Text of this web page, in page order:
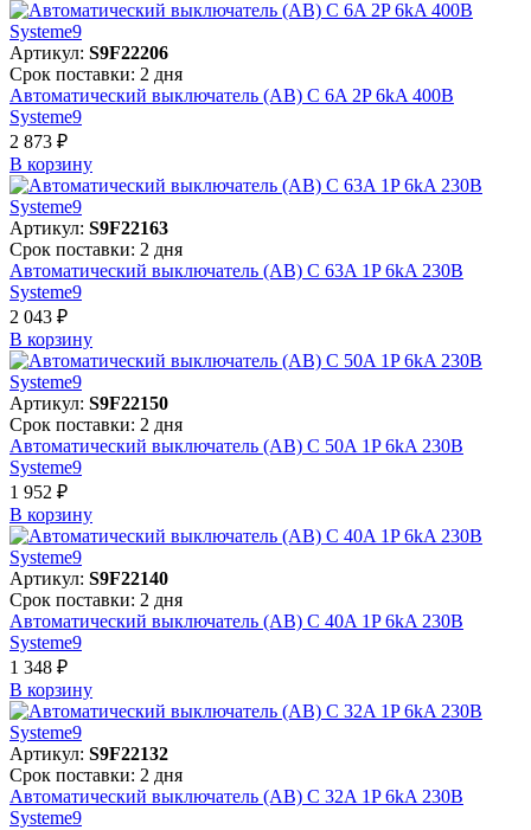
Артикул: S9F22206
Срок поставки: 2 дня
Автоматический выключатель (АВ) C 6A 2P 6kA 400В
Systeme9
2 873 ₽
В корзинy
Артикул: S9F22163
Срок поставки: 2 дня
Автоматический выключатель (АВ) C 63A 1P 6kA 230В
Systeme9
2 043 ₽
В корзинy
Артикул: S9F22150
Срок поставки: 2 дня
Автоматический выключатель (АВ) C 50A 1P 6kA 230В
Systeme9
1 952 ₽
В корзинy
Артикул: S9F22140
Срок поставки: 2 дня
Автоматический выключатель (АВ) C 40A 1P 6kA 230В
Systeme9
1 348 ₽
В корзинy
Артикул: S9F22132
Срок поставки: 2 дня
Автоматический выключатель (АВ) C 32A 1P 6kA 230В
Systeme9